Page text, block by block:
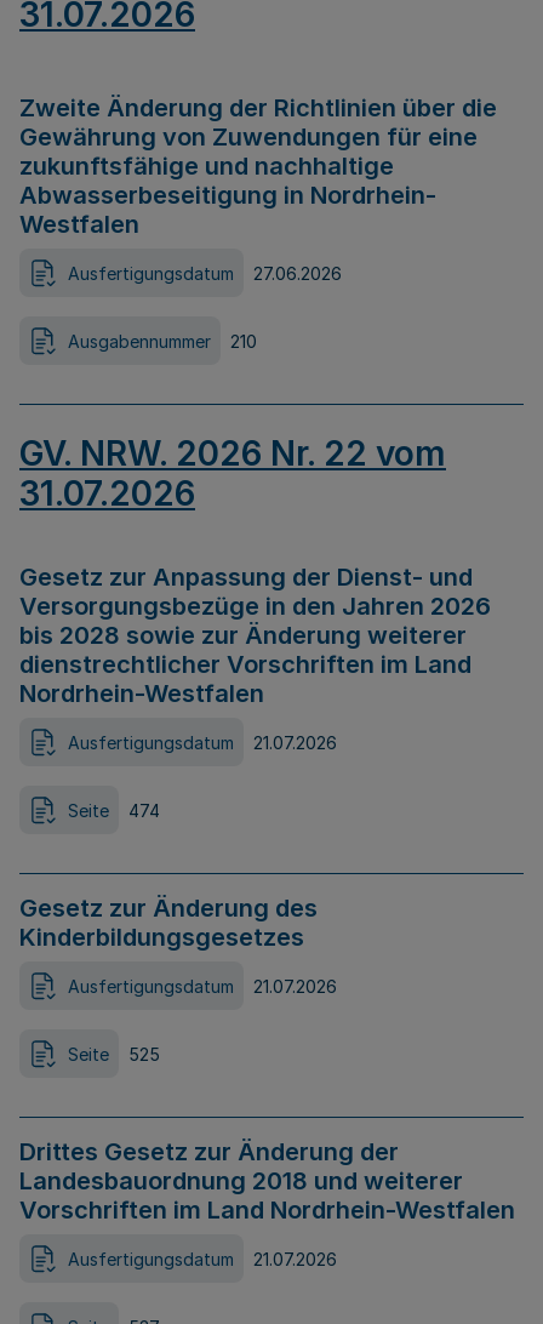
31.07.2026
Zweite Änderung der Richtlinien über die
Gewährung von Zuwendungen für eine
zukunftsfähige und nachhaltige
Abwasserbeseitigung in Nordrhein-
Westfalen
Ausfertigungsdatum 27.06.2026
Ausgabennummer 210
GV. NRW. 2026 Nr. 22 vom
31.07.2026
Gesetz zur Anpassung der Dienst- und
Versorgungsbezüge in den Jahren 2026
bis 2028 sowie zur Änderung weiterer
dienstrechtlicher Vorschriften im Land
Nordrhein-Westfalen
Ausfertigungsdatum 21.07.2026
Seite 474
Gesetz zur Änderung des
Kinderbildungsgesetzes
Ausfertigungsdatum 21.07.2026
Seite 525
Drittes Gesetz zur Änderung der
Landesbauordnung 2018 und weiterer
Vorschriften im Land Nordrhein-Westfalen
Ausfertigungsdatum 21.07.2026